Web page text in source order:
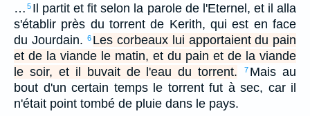
… 5 Il partit et fit selon la parole de l'Eternel, et il alla
s'établir près du torrent de Kerith, qui est en face
du Jourdain.
6 Les corbeaux lui apportaient du pain
et de la viande le matin, et du pain et de la viande
le soir, et il buvait de l'eau du torrent.
7 Mais au
bout d'un certain temps le torrent fut à sec, car il
n'était point tombé de pluie dans le pays.